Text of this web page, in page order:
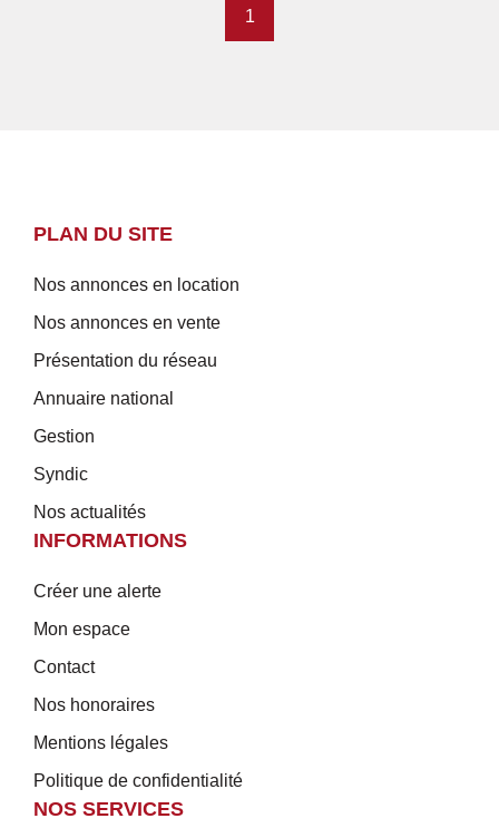
1
PLAN DU SITE
Nos annonces en location
Nos annonces en vente
Présentation du réseau
Annuaire national
Gestion
Syndic
Nos actualités
INFORMATIONS
Créer une alerte
Mon espace
Contact
Nos honoraires
Mentions légales
Politique de confidentialité
NOS SERVICES